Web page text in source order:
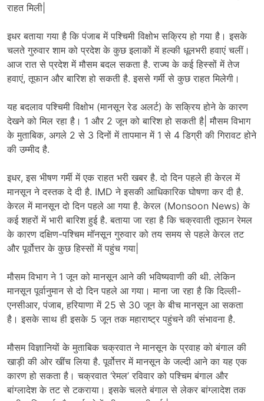
राहत मिली|
इधर बताया गया है कि पंजाब में पश्चिमी विक्षोभ सक्रिय हो गया है। इसके
चलते गुरुवार शाम को प्रदेश के कुछ इलाकों में हल्की धूलभरी हवाएं चलीं।
आज रात से प्रदेश में मौसम बदल सकता है. राज्य के कई हिस्सों में तेज
हवाएं, तूफान और बारिश हो सकती है. इससे गर्मी से कुछ राहत मिलेगी।
यह बदलाव पश्चिमी विक्षोभ (मानसून रेड अलर्ट) के सक्रिय होने के कारण
देखने को मिल रहा है। 1 और 2 जून को बारिश हो सकती है| मौसम विभाग
के मुताबिक, अगले 2 से 3 दिनों में तापमान में 1 से 4 डिग्री की गिरावट होने
की उम्मीद है.
इधर, इस भीषण गर्मी में एक राहत भरी खबर है. दो दिन पहले ही केरल में
मानसून ने दस्तक दे दी है. IMD ने इसकी आधिकारिक घोषणा कर दी है.
केरल में मानसून दो दिन पहले आ गया है. केरल (Monsoon News) के
कई शहरों में भारी बारिश हुई है. बताया जा रहा है कि चक्रवाती तूफान रेमल
के कारण दक्षिण-पश्चिम मॉनसून गुरुवार को तय समय से पहले केरल तट
और पूर्वोत्तर के कुछ हिस्सों में पहुंच गया|
मौसम विभाग ने 1 जून को मानसून आने की भविष्यवाणी की थी. लेकिन
मानसून पूर्वानुमान से दो दिन पहले आ गया। माना जा रहा है कि दिल्ली-
एनसीआर, पंजाब, हरियाणा में 25 से 30 जून के बीच मानसून आ सकता
है। इसके साथ ही इसके 5 जून तक महाराष्ट्र पहुंचने की संभावना है.
मौसम विज्ञानियों के मुताबिक चक्रवात ने मानसून के प्रवाह को बंगाल की
खाड़ी की ओर खींच लिया है. पूर्वोत्तर में मानसून के जल्दी आने का यह एक
कारण हो सकता है। चक्रवात ‘रेमल’ रविवार को पश्चिम बंगाल और
बांग्लादेश के तट से टकराया। इसके चलते बंगाल से लेकर बांग्लादेश तक